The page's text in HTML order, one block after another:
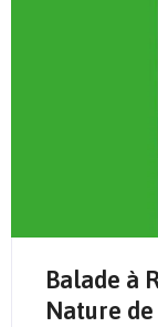
Send Mail
Balade à
Nature